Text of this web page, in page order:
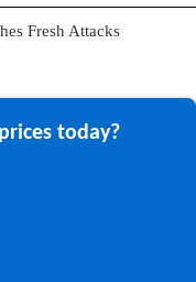
Fresh Attacks
today?